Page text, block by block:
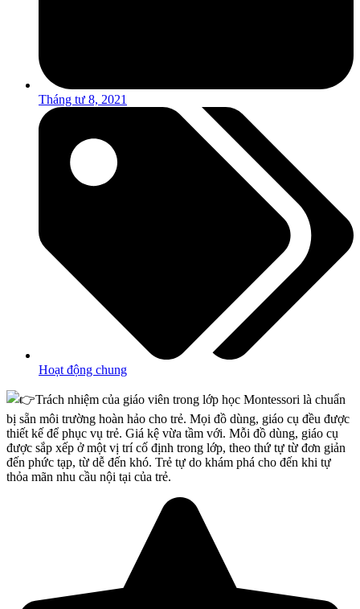
Tháng tư 8, 2021
Hoạt động chung
Trách nhiệm của giáo viên trong lớp học Montessori là chuẩn
bị sẵn môi trường hoàn hảo cho trẻ. Mọi đồ dùng, giáo cụ đều được
thiết kế để phục vụ trẻ. Giá kệ vừa tầm với. Mỗi đồ dùng, giáo cụ
được sắp xếp ở một vị trí cố định trong lớp, theo thứ tự từ đơn giản
đến phức tạp, từ dễ đến khó. Trẻ tự do khám phá cho đến khi tự
thỏa mãn nhu cầu nội tại của trẻ.